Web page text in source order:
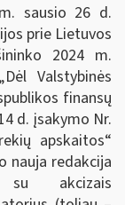
sausio 26 d.
prie Lietuvos
2024 m.
Valstybinės
finansų
d. įsakymo Nr.
apskaitos“
nauja redakcija
su akcizais